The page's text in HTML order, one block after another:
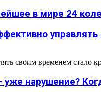
в мире 24
своим временем стало
уже нарушение?